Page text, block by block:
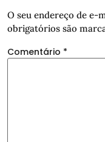
O seu endereço de e-
obrigatórios são
Comentário *